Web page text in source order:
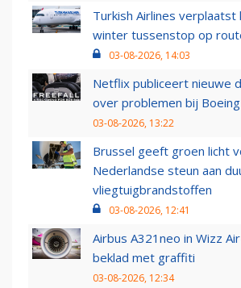
Turkish Airlines verplaatst
winter tussenstop op
03-08-2026, 14:03
Netflix publiceert nieuwe
over problemen bij Boeing
03-08-2026, 13:22
Brussel geeft groen licht
Nederlandse steun aan
vliegtuigbrandstoffen
03-08-2026, 12:41
Airbus A321neo in Wizz
beklad met graffiti
03-08-2026, 12:34